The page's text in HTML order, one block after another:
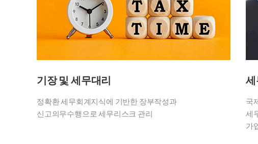
기장 및 세무대리
정확환 세무회계지식에 기반한 장부작성과
신고의무수행으로 세무리스크 관리
세
국
세
가